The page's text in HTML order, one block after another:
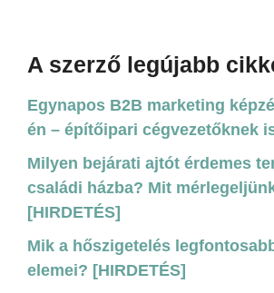
A szerző legújabb
Egynapos B2B marketing
én – építőipari cégvezetőknek
Milyen bejárati ajtót érdemes
családi házba? Mit
[HIRDETÉS]
Mik a hőszigetelés
elemei? [HIRDETÉS]